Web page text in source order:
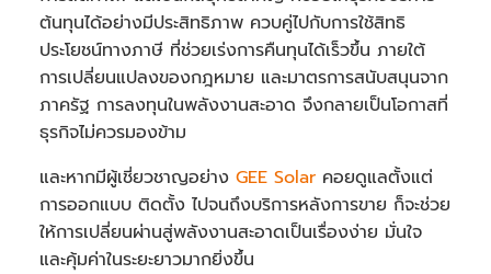
ต้นทุนได้อย่างมีประสิทธิภาพ ควบคู่ไปกับการใช้สิทธิ
ประโยชน์ทางภาษี ที่ช่วยเร่งการคืนทุนได้เร็วขึ้น ภายใต้
การเปลี่ยนแปลงของกฎหมาย และมาตรการสนับสนุนจาก
ภาครัฐ การลงทุนในพลังงานสะอาด จึงกลายเป็นโอกาสที่
ธุรกิจไม่ควรมองข้าม
และหากมีผู้เชี่ยวชาญอย่าง GEE Solarคอยดูแลตั้งแต่
การออกแบบ ติดตั้ง ไปจนถึงบริการหลังการขาย ก็จะช่วย
ให้การเปลี่ยนผ่านสู่พลังงานสะอาดเป็นเรื่องง่าย มั่นใจ
และคุ้มค่าในระยะยาวมากยิ่งขึ้น